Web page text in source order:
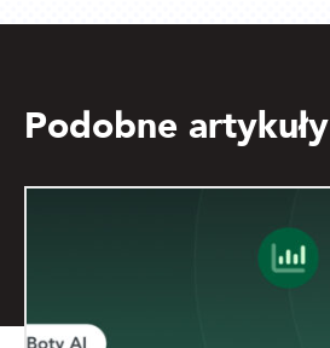
Podobne artykuły